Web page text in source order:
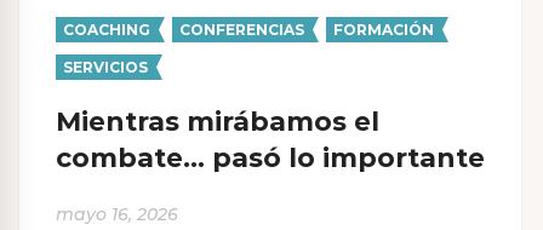
COACHING CONFERENCIAS FORMACIÓN
SERVICIOS
Mientras mirábamos el
combate… pasó lo importante
mayo 16, 2026